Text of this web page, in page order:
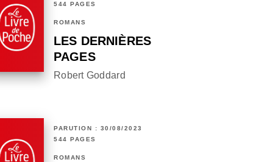
544 PAGES
ROMANS
LES DERNIÈRES
PAGES
Robert Goddard
PARUTION : 30/08/2023
544 PAGES
ROMANS